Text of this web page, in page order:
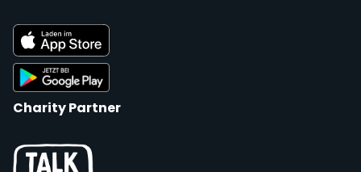
Charity Partner